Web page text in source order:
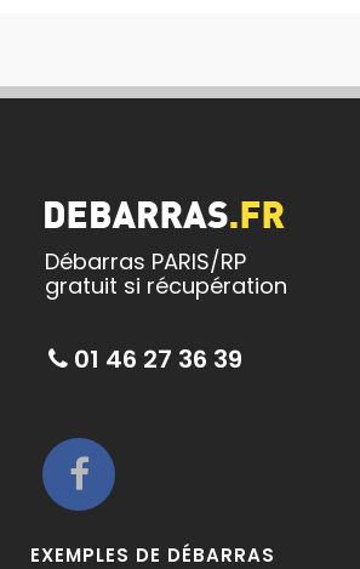
Débarras PARIS/RP
gratuit si récupération
01 46 27 36 39
EXEMPLES DE DÉBARRAS